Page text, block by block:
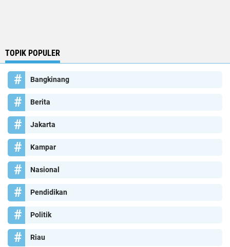
TOPIK POPULER
Bangkinang
Berita
Jakarta
Kampar
Nasional
Pendidikan
Politik
Riau